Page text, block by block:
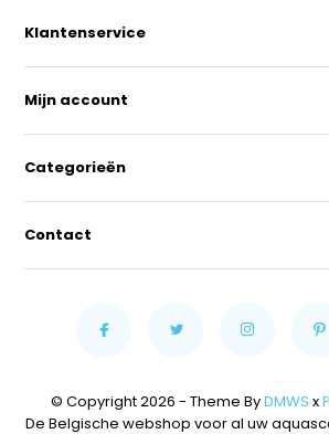
Klantenservice
Mijn account
Categorieën
Contact
© Copyright 2026 - Theme ByDMWS x
De Belgische webshop voor al uw